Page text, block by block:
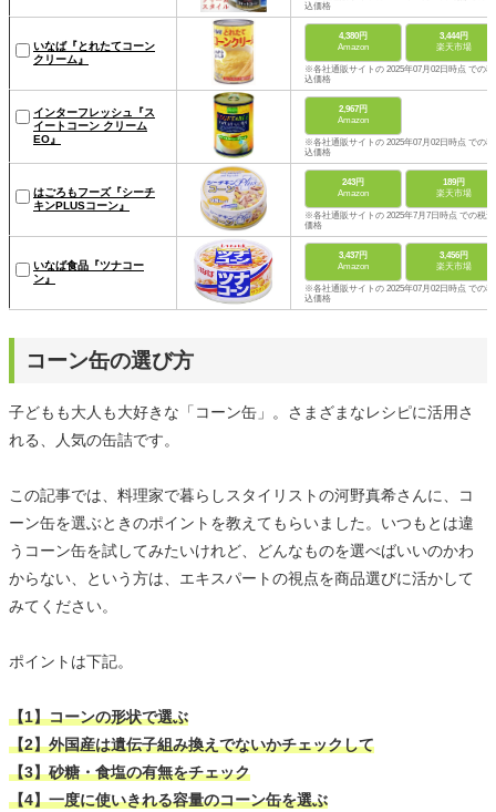
込価格
いなば『とれたてコーン
クリーム』
4,380円
Amazon
3,444円
楽天市場
※各社通販サイトの 2025年07月02日時点 での税
込価格
インターフレッシュ『ス
イートコーン クリーム
EO』
2,967円
Amazon
※各社通販サイトの 2025年07月02日時点 での税
込価格
はごろもフーズ『シーチ
キンPLUSコーン』
243円
Amazon
189円
楽天市場
※各社通販サイトの 2025年7月7日時点 での税込
価格
いなば食品『ツナコー
ン』
3,437円
Amazon
3,456円
楽天市場
※各社通販サイトの 2025年07月02日時点 での税
込価格
コーン缶の選び方
子どもも大人も大好きな「コーン缶」。さまざまなレシピに活用さ
れる、人気の缶詰です。
この記事では、料理家で暮らしスタイリストの河野真希さんに、コ
ーン缶を選ぶときのポイントを教えてもらいました。いつもとは違
うコーン缶を試してみたいけれど、どんなものを選べばいいのかわ
からない、という方は、エキスパートの視点を商品選びに活かして
みてください。
ポイントは下記。
【1】コーンの形状で選ぶ
【2】外国産は遺伝子組み換えでないかチェックして
【3】砂糖・食塩の有無をチェック
【4】一度に使いきれる容量のコーン缶を選ぶ